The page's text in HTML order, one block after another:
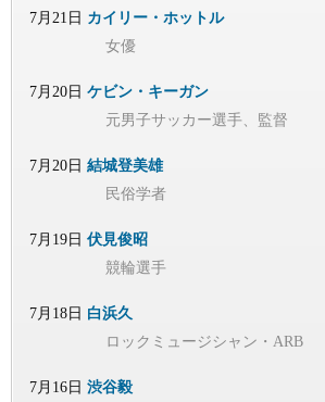
7月21日 カイリー・ホットル
女優
7月20日 ケビン・キーガン
元男子サッカー選手、監督
7月20日 結城登美雄
民俗学者
7月19日 伏見俊昭
競輪選手
7月18日 白浜久
ロックミュージシャン・ARB
7月16日 渋谷毅